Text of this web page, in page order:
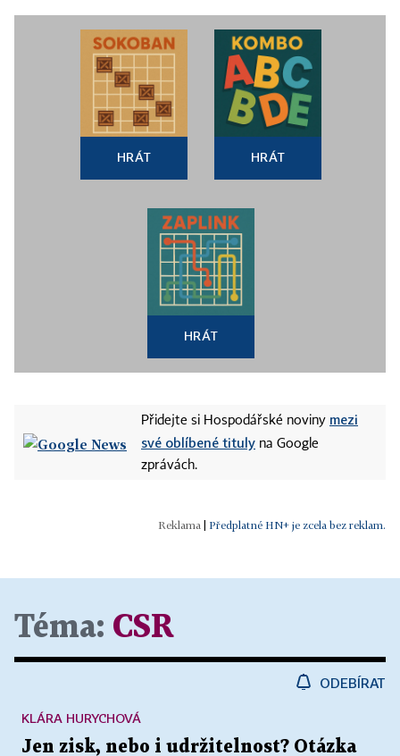
HRÁT HRÁT
HRÁT
Přidejte si Hospodářské noviny mezi
své oblíbené tituly na Google
zprávách.
Předplatné HN+ je zcela bez reklam.
Téma: CSR
ODEBÍRAT
Jen zisk, nebo i udržitelnost? Otázka
KLÁRA HURYCHOVÁ